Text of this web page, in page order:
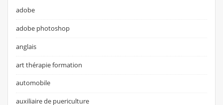
adobe
adobe photoshop
anglais
art thérapie formation
automobile
auxiliaire de puericulture